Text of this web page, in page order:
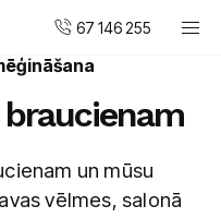
67 146 255
un mūsu
vēlmes, salonā